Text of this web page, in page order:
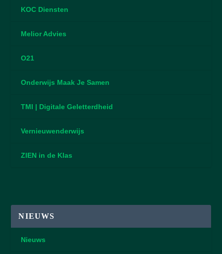
KOC Diensten
Melior Advies
O21
Onderwijs Maak Je Samen
TMI | Digitale Geletterdheid
Vernieuwenderwijs
ZIEN in de Klas
NIEUWS
Nieuws